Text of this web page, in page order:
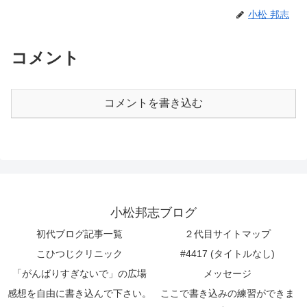
小松 邦志
コメント
コメントを書き込む
小松邦志ブログ
初代ブログ記事一覧
２代目サイトマップ
こひつじクリニック
#4417 (タイトルなし)
「がんばりすぎないで」の広場
メッセージ
感想を自由に書き込んで下さい。
ここで書き込みの練習ができま